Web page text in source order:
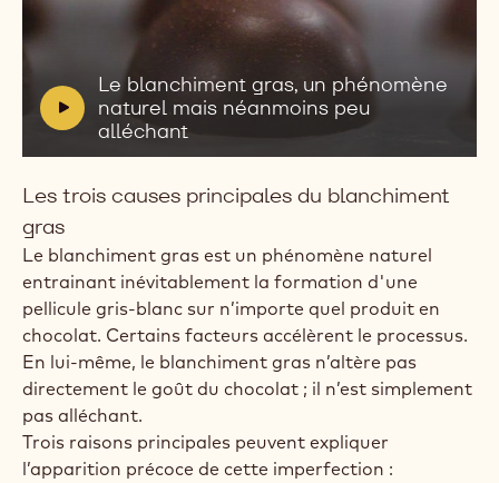
V
i
d
e
:
Le blanchiment gras, un phénomène
naturel mais néanmoins peu
alléchant
Lire
Le
blanchiment
un
naturel
mais
néanmoins
peu
alléchant
Les trois causes principales du blanchiment
gras
Le blanchiment gras est un phénomène naturel
entrainant inévitablement la formation d'une
pellicule gris-blanc sur n’importe quel produit en
chocolat. Certains facteurs accélèrent le processus.
En lui-même, le blanchiment gras n’altère pas
directement le goût du chocolat ; il n’est simplement
pas alléchant.
Trois raisons principales peuvent expliquer
l’apparition précoce de cette imperfection :